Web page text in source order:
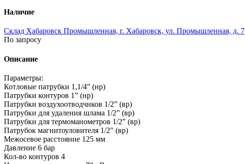
Наличие
Склад Хабаровск Промышленная, г. Хабаровск, ул. Промышленная, д. 7
По запросу
Описание
Параметры:
Котловые патрубки 1,1/4” (нр)
Патрубки контуров 1” (нр)
Патрубки воздухоотводчиков 1/2” (вр)
Патрубки для удаления шлама 1/2” (вр)
Патрубки для термоманометров 1/2” (вр)
Патрубок магнитоуловителя 1/2" (вр)
Межосевое расстояние 125 мм
Давление 6 бар
Кол-во контуров 4